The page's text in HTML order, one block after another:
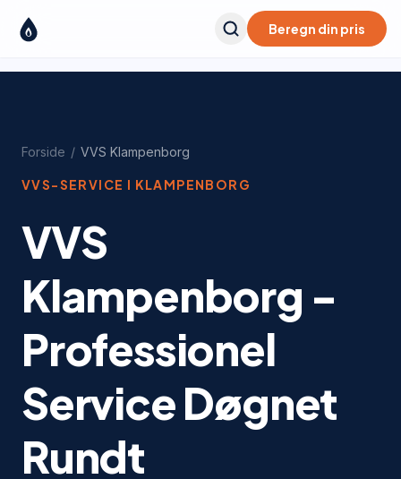
Beregn din pris
Forside / VVS Klampenborg
VVS-SERVICE I KLAMPENBORG
VVS
Klampenborg -
Professionel
Service Døgnet
Rundt